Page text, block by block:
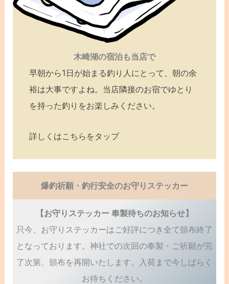
木崎湖の宿泊も当店で
早朝から1日が始まる釣り人にとって、朝の余
裕は大事ですよね。当店隣接のお宿でゆとり
を持った釣りをお楽しみください。
詳しくはこちらをタップ
爆釣祈願・釣行安全のお守りステッカー
【お守りステッカー 奉製待ちのお知らせ】
只今、お守りステッカーはご好評につき全て頒布終了
となっております。神社での次回の奉製・ご祈願が完
了次第、頒布を再開いたします。入荷まで今しばらく
お待ちください。